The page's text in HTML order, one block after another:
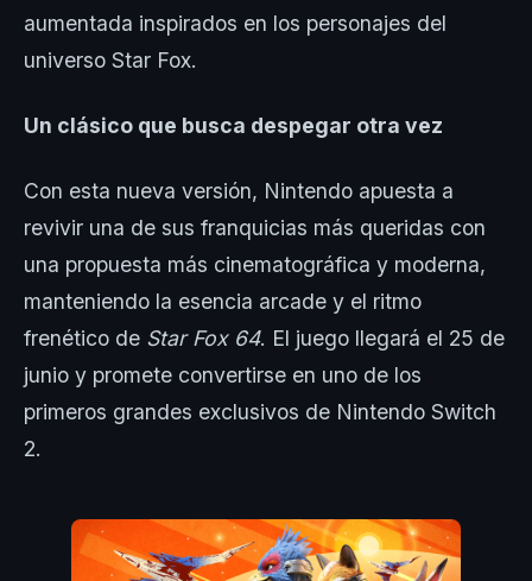
aumentada inspirados en los personajes del
universo Star Fox.
Un clásico que busca despegar otra vez
Con esta nueva versión, Nintendo apuesta a
revivir una de sus franquicias más queridas con
una propuesta más cinematográfica y moderna,
manteniendo la esencia arcade y el ritmo
frenético de Star Fox 64. El juego llegará el 25 de
junio y promete convertirse en uno de los
primeros grandes exclusivos de Nintendo Switch
2.